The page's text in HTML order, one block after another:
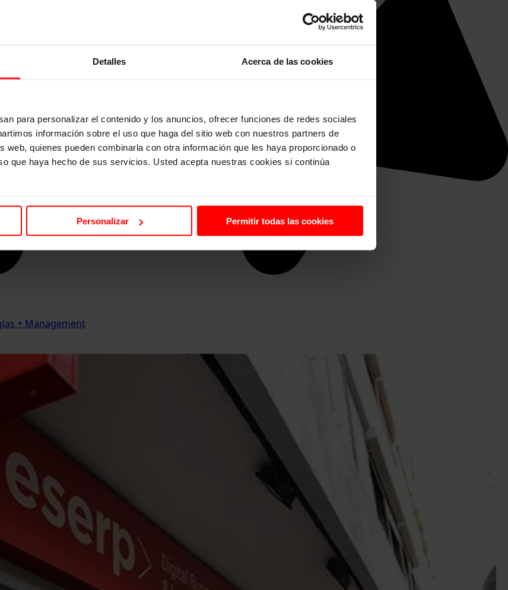
Detalles Acerca de las cookies
para personalizar el contenido y los anuncios, ofrecer funciones de redes sociales
información sobre el uso que haga del sitio web con nuestros partners de
web, quienes pueden combinarla con otra información que les haya proporcionado o
que haya hecho de sus servicios. Usted acepta nuestras cookies si continúa
Personalizar Permitir todas las cookies
+ Management